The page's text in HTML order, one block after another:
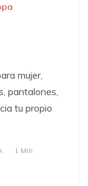
mujer,
pantalones,
tu propio
1 Min